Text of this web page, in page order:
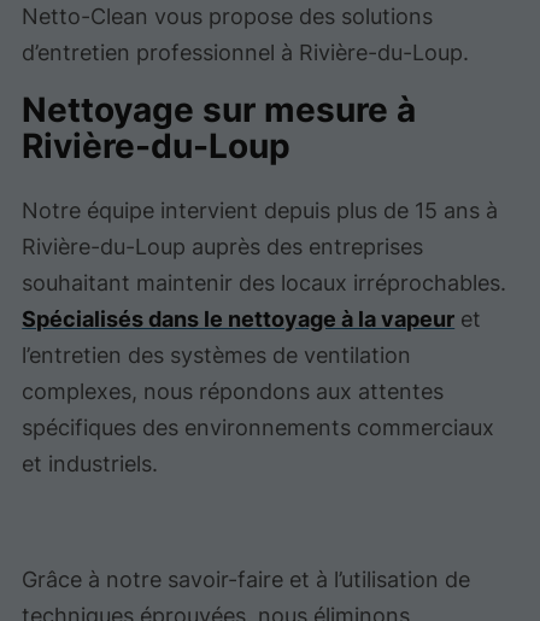
Netto-Clean vous propose des solutions
d’entretien professionnel à Rivière-du-Loup.
Nettoyage sur mesure à
Rivière-du-Loup
Notre équipe intervient depuis plus de 15 ans à
Rivière-du-Loup auprès des entreprises
souhaitant maintenir des locaux irréprochables.
Spécialisés dans le nettoyage à la vapeur et
l’entretien des systèmes de ventilation
complexes, nous répondons aux attentes
spécifiques des environnements commerciaux
et industriels.
Grâce à notre savoir-faire et à l’utilisation de
techniques éprouvées, nous éliminons